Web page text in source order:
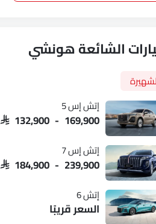
المقاعد الخلفية
الشائعة هونشي
إتش إس 5
SAR 132,900 - 169,900
إتش إس 7
SAR 184,900 - 239,900
إتش 6
السعر قريبًا